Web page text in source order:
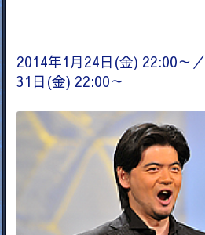
2014年1月24日(金) 22:00～／
31日(金) 22:00～